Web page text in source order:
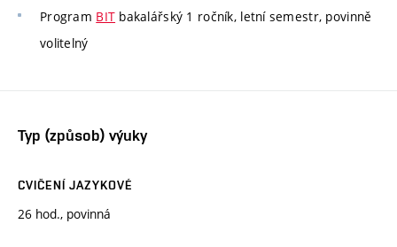
Program BIT bakalářský 1 ročník, letní semestr, povinně
volitelný
Typ (způsob) výuky
CVIČENÍ JAZYKOVÉ
26 hod., povinná